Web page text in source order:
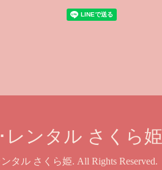
レンタル さくら姫
タル さくら姫. All Rights Reserved.